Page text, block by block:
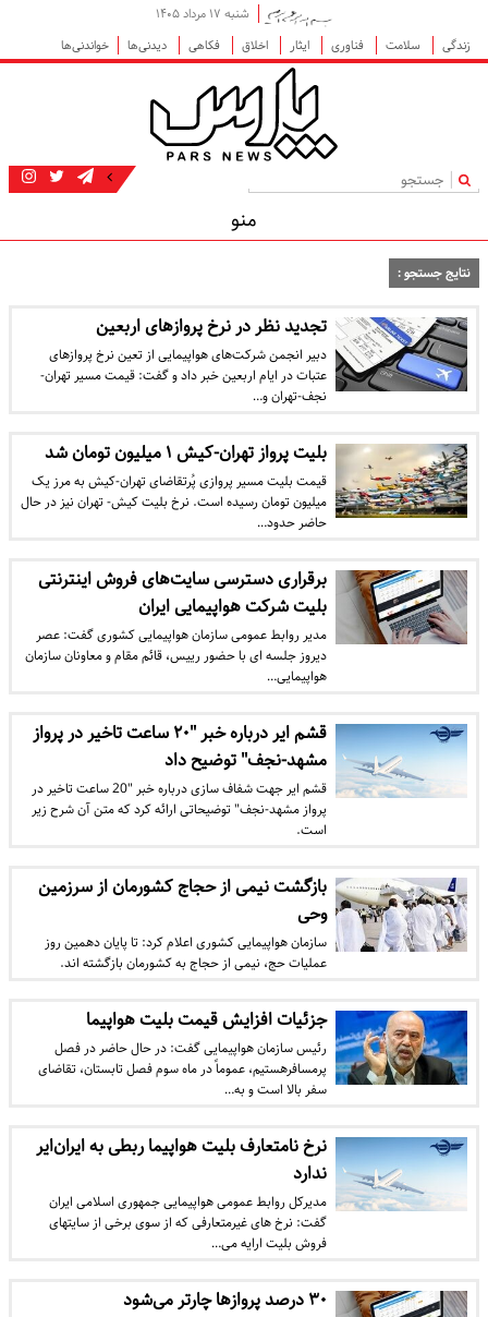
شنبه ۱۷ مرداد ۱۴۰۵
زندگی
سلامت فناوری ایثار اخلاق فکاهی دیدنی‌ها خواندنی‌ها
|
منو
نتایج جستجو :
تجدید نظر در نرخ پروازهای اربعین
دبیر انجمن شرکت‌های هواپیمایی از تعین نرخ پروازهای
عتبات در ایام اربعین خبر داد و گفت: قیمت مسیر تهران-
نجف-تهران و…
بلیت پرواز تهران-کیش ۱ میلیون تومان شد
قیمت بلیت مسیر پروازی پُرتقاضای تهران-کیش به مرز یک
میلیون تومان رسیده است. نرخ بلیت کیش- تهران نیز در حال
حاضر حدود…
برقراری دسترسی سایت‌های فروش اینترنتی
بلیت شرکت هواپیمایی ایران
مدیر روابط عمومی سازمان هواپیمایی کشوری گفت: عصر
دیروز جلسه ای با حضور رییس، قائم مقام و معاونان سازمان
هواپیمایی…
قشم ایر درباره خبر "۲۰ ساعت تاخیر در پرواز
مشهد-نجف" توضیح داد
قشم ایر جهت شفاف سازی درباره خبر "20 ساعت تاخیر در
پرواز مشهد-نجف" توضیحاتی ارائه کرد که متن آن شرح زیر
است.
بازگشت نیمی از حجاج کشورمان از سرزمین
وحی
سازمان هواپیمایی کشوری اعلام کرد: تا پایان دهمین روز
عملیات حج، نیمی از حجاج به کشورمان بازگشته اند.
جزئیات افزایش قیمت بلیت هواپیما
رئیس سازمان هواپیمایی گفت: در حال حاضر در فصل
پرمسافرهستیم، عموماً در ماه سوم فصل تابستان، تقاضای
سفر بالا است و به…
نرخ نامتعارف بلیت هواپیما ربطی به ایران‌ایر
ندارد
مدیرکل روابط عمومی هواپیمایی جمهوری اسلامی ایران
گفت: نرخ های غیرمتعارفی که از سوی برخی از سایت‎های
فروش بلیت ارایه می…
۳۰ درصد پرواز‌ها چارتر می‌شود